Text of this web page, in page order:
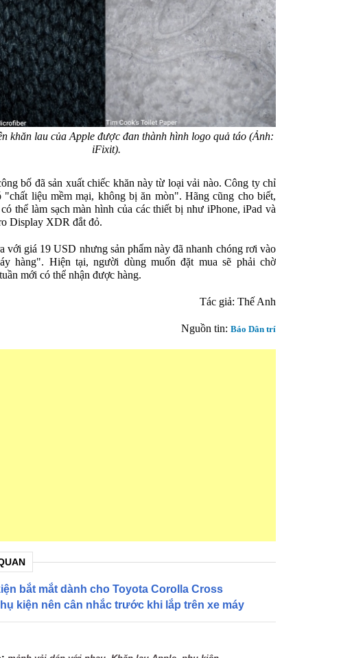
khăn lau của Apple được đan thành hình logo quả táo (Ảnh:
iFixit).
bố đã sản xuất chiếc khăn này từ loại vải nào. Công ty chỉ
"chất liệu mềm mại, không bị ăn mòn". Hãng cũng cho biết,
thể làm sạch màn hình của các thiết bị như iPhone, iPad và
Display XDR đắt đỏ.
với giá 19 USD nhưng sản phẩm này đã nhanh chóng rơi vào
hàng". Hiện tại, người dùng muốn đặt mua sẽ phải chờ
mới có thể nhận được hàng.
Tác giả: Thế Anh
Nguồn tin: Báo Dân trí
bắt mắt dành cho Toyota Corolla Cross
kiện nên cân nhắc trước khi lắp trên xe máy